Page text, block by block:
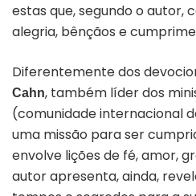
estas que, segundo o autor,
alegria, bênçãos e
Diferentemente dos
Cahn, também líder dos
(comunidade internacional
uma missão para ser
envolve lições de fé, amor,
autor apresenta, ainda,